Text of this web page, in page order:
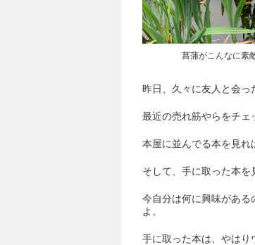
菖蒲がこんなに素
昨日、久々に友人と会っ
最近の売れ筋やらをチェ
本屋に並んでる本を見れ
そして、手に取った本を
今自分は何に興味がある
よ。
手に取った本は、やはり